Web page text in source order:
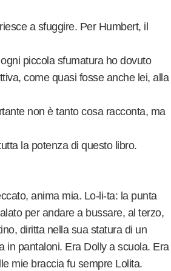
a sfuggire. Per Humbert, il
piccola sfumatura ho dovuto
come quasi fosse anche lei, alla
non è tanto cosa racconta, ma
la potenza di questo libro.
anima mia. Lo-li-ta: la punta
per andare a bussare, al terzo,
diritta nella sua statura di un
in pantaloni. Era Dolly a scuola. Era
mie braccia fu sempre Lolita.